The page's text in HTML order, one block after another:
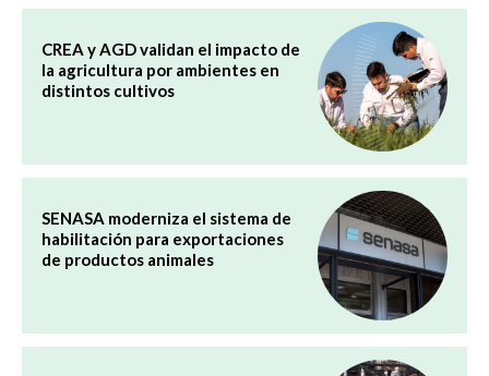
CREA y AGD validan el impacto de
la agricultura por ambientes en
distintos cultivos
SENASA moderniza el sistema de
habilitación para exportaciones
de productos animales